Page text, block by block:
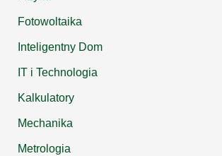
Fotowoltaika
Inteligentny Dom
IT i Technologia
Kalkulatory
Mechanika
Metrologia